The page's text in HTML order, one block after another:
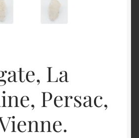
La
Persac,